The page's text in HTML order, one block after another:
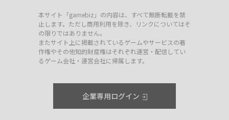
本サイト「gamebiz」の内容は、すべて無断転載を禁
止します。ただし商用利用を除き、リンクについてはそ
の限りではありません。
またサイト上に掲載されているゲームやサービスの著
作権やその他知的財産権はそれぞれ運営・配信してい
るゲーム会社・運営会社に帰属します。
企業専用ログイン